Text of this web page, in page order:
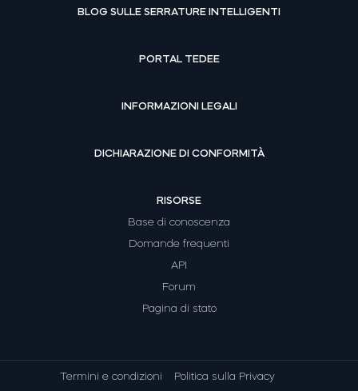
BLOG SULLE SERRATURE INTELLIGENTI
PORTAL TEDEE
INFORMAZIONI LEGALI
DICHIARAZIONE DI CONFORMITÀ
RISORSE
Base di conoscenza
Domande frequenti
API
Forum
Pagina di stato
Termini e condizioni Politica sulla Privacy